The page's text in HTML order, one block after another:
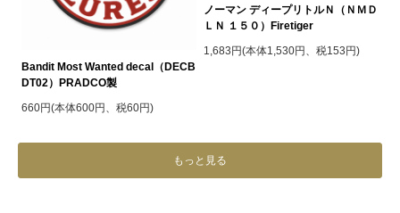
Bandit Most Wanted decal（DECB
DT02）PRADCO製
660円(本体600円、税60円)
ノーマン ディープリトルＮ（ＮＭＤ
ＬＮ １５０）Firetiger
1,683円(本体1,530円、税153円)
もっと見る